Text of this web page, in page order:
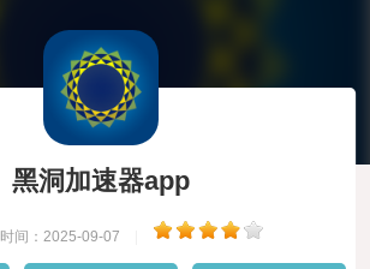
黑洞加速器app
时间：2025-09-07